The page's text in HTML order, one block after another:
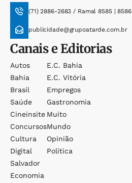
(71) 2886-2683 / Ramal 8585 | 8586
publicidade@grupoatarde.com.br
Canais e Editorias
Autos
Bahia
Brasil
Saúde
Cineinsite
Concursos
Cultura
Digital
Salvador
Economia
E.c. Bahia
E.c. Vitória
Empregos
Gastronomia
Muito
Mundo
Opinião
Política